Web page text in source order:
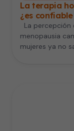
La terapia
¿es
La percepción
menopausia
mujeres ya no